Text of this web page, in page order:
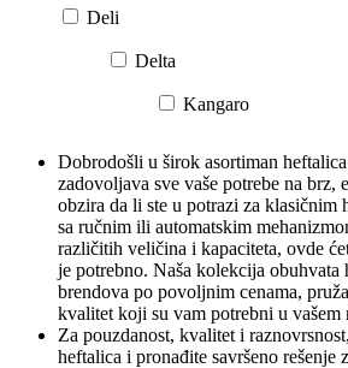
Deli
Delta
Kangaro
Dobrodošli u širok asortiman
zadovoljava sve vaše potrebe na brz,
obzira da li ste u potrazi za klasičnim
sa ručnim ili automatskim
različitih veličina i kapaciteta, ovde
je potrebno. Naša kolekcija obuhvata
brendova po povoljnim cenama,
kvalitet koji su vam potrebni u vašem
Za pouzdanost, kvalitet i
heftalica i pronađite savršeno rešenje